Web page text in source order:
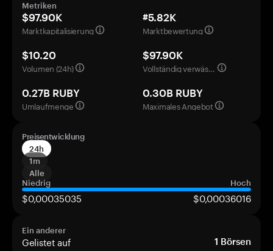
Metriken
$97.90K
Marktkapitalisierung
#5.82K
Marktbewertung
$10.20
Volumen (24h)
$97.90K
Vollständig verwässerte Bewertung
0.27B RUBY
Umlaufmenge
0.30B RUBY
Maximales Angebot
Preisentwicklung
24h
1m
Alle
Niedrig
Hoch
$0,00035035 $0,00036016
Ein anderer
Gelistet auf 1 Börsen